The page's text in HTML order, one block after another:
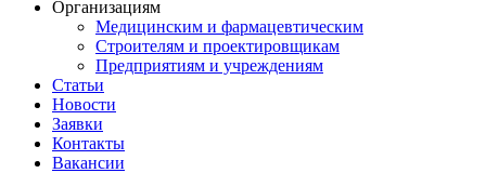
Организациям
Медицинским и фармацевтическим
Строителям и проектировщикам
Предприятиям и учреждениям
Статьи
Новости
Заявки
Контакты
Вакансии